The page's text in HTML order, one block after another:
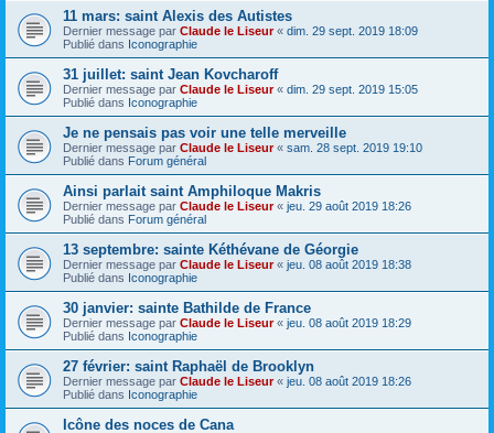
11 mars: saint Alexis des Autistes
Dernier message par Claude le Liseur« dim. 29 sept. 2019 18:09
Publié dans Iconographie
31 juillet: saint Jean Kovcharoff
Dernier message par Claude le Liseur« dim. 29 sept. 2019 15:05
Publié dans Iconographie
Je ne pensais pas voir une telle merveille
Dernier message par Claude le Liseur« sam. 28 sept. 2019 19:10
Publié dans Forum général
Ainsi parlait saint Amphiloque Makris
Dernier message par Claude le Liseur« jeu. 29 août 2019 18:26
Publié dans Forum général
13 septembre: sainte Kéthévane de Géorgie
Dernier message par Claude le Liseur« jeu. 08 août 2019 18:38
Publié dans Iconographie
30 janvier: sainte Bathilde de France
Dernier message par Claude le Liseur« jeu. 08 août 2019 18:29
Publié dans Iconographie
27 février: saint Raphaël de Brooklyn
Dernier message par Claude le Liseur« jeu. 08 août 2019 18:26
Publié dans Iconographie
Icône des noces de Cana